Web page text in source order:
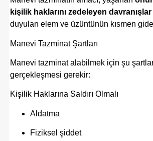
kişilik haklarını zedeleyen davranışlar
duyulan elem ve üzüntünün kısmen
Manevi Tazminat Şartları
Manevi tazminat alabilmek için şu
gerçekleşmesi gerekir:
Kişilik Haklarına Saldırı Olmalı
Aldatma
Fiziksel şiddet